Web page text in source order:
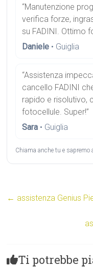
“Manutenzione
verifica forze,
su FADINI. Ottimo
Daniele • Guiglia
“Assistenza
cancello FADINI
rapido e risolutivo,
fotocellule. Super!”
Sara • Guiglia
Chiama anche tu e sapremo
← assistenza Genius
Ti potrebbe